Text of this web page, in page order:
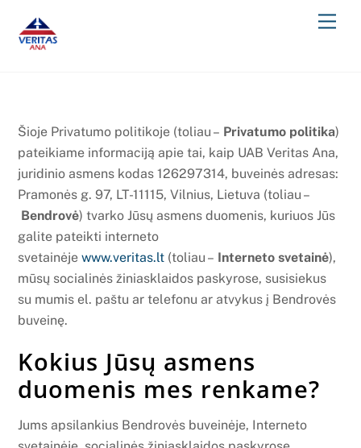
content
Šioje Privatumo politikoje (toliau – Privatumo politika)
pateikiame informaciją apie tai, kaip UAB Veritas Ana,
juridinio asmens kodas 126297314, buveinės adresas:
Pramonės g. 97, LT-11115, Vilnius, Lietuva (toliau –
Bendrovė) tvarko Jūsų asmens duomenis, kuriuos Jūs
galite pateikti interneto
svetainėjewww.veritas.lt (toliau – Interneto svetainė),
mūsų socialinės žiniasklaidos paskyrose, susisiekus
su mumis el. paštu ar telefonu ar atvykus į Bendrovės
buveinę.
Kokius Jūsų asmens
duomenis mes renkame?
Jums apsilankius Bendrovės buveinėje, Interneto